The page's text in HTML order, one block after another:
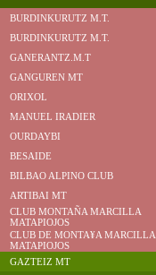
BURDINKURUTZ M.T.
BURDINKURUTZ M.T.
GANERANTZ.M.T
GANGUREN MT
ORIXOL
MANUEL IRADIER
OURDAYBI
BESAIDE
BILBAO ALPINO CLUB
ARTIBAI MT
CLUB MONTAÑA MARCILLA
MATAPIOJOS
CLUB DE MONTA¥A MARCILLA
MATAPIOJOS
GAZTEIZ MT